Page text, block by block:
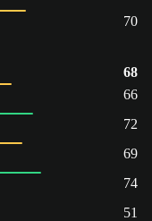
70
68
66
72
69
74
51